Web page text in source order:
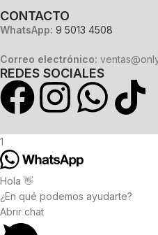
CONTACTO
WhatsApp: 9 5013 4508
Correo electrónico:
REDES SOCIALES
1
Hola 👋
¿En qué podemos ayudarte?
Abrir chat